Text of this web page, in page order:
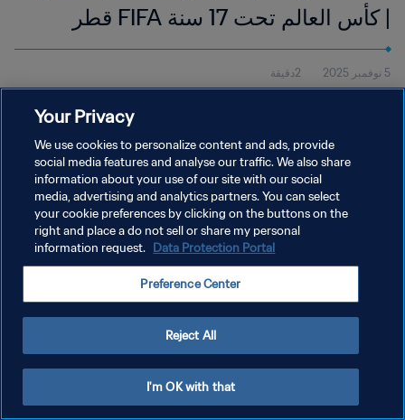
| كأس العالم تحت 17 سنة FIFA قطر
2025™ | أبرز اللقطات
5 نوفمبر 2025 2دقيقة
شاهد أبرز لقطات مباراة كندا وأوغندا التي أُقيمت في أسباير زون، الدوحة،
شروط الخدمة
إدارة تفضيلات ملفات تعريف الارتباط
Your Privacy
We use cookies to personalize content and ads, provide
social media features and analyse our traffic. We also share
information about your use of our site with our social
media, advertising and analytics partners. You can select
your cookie preferences by clicking on the buttons on the
right and place a do not sell or share my personal
information request. Data Protection Portal
Preference Center
Reject All
I'm OK with that